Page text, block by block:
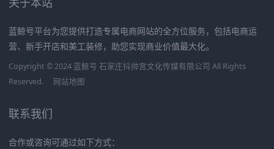
蓝鲸号平台为您提供打造专属电商网站的全方位服务，包括电商运
营、新手开店和美工装修，助您实现商业价值最大化。
Copyright © 2024 蓝鲸号 石家庄抖帅宫文化传媒有限公司 All Rights
Reserved.
网站地图
联系我们
合作或咨询可通过如下方式：